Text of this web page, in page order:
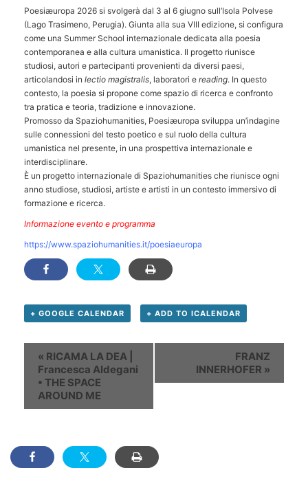
Poesiæuropa 2026 si svolgerà dal 3 al 6 giugno sull’Isola Polvese
(Lago Trasimeno, Perugia). Giunta alla sua VIII edizione, si configura
come una Summer School internazionale dedicata alla poesia
contemporanea e alla cultura umanistica. Il progetto riunisce
studiosi, autori e partecipanti provenienti da diversi paesi,
articolandosi in lectio magistralis, laboratori e reading. In questo
contesto, la poesia si propone come spazio di ricerca e confronto
tra pratica e teoria, tradizione e innovazione.
Promosso da Spaziohumanities, Poesiæuropa sviluppa un’indagine
sulle connessioni del testo poetico e sul ruolo della cultura
umanistica nel presente, in una prospettiva internazionale e
interdisciplinare.
È un progetto internazionale di Spaziohumanities che riunisce ogni
anno studiose, studiosi, artiste e artisti in un contesto immersivo di
formazione e ricerca.
Informazione evento e programma
https://www.spaziohumanities.it/poesiaeuropa
+ GOOGLE CALENDAR + ADD TO ICALENDAR
Evento
Navigation
« RICAMA LA DEA |
Francesca Aldegani
• THE SPACE
AROUND ME
FRANZ
INNERHOFER »